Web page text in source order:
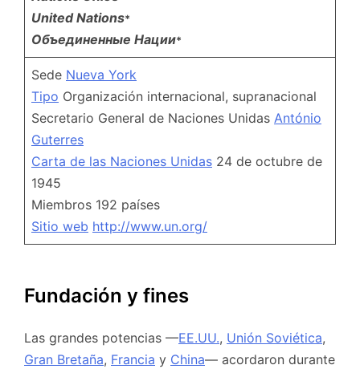
United Nations*
Объединенные Нации*
Sede Nueva York
Tipo Organización internacional, supranacional
Secretario General de Naciones Unidas António
Guterres
Carta de las Naciones Unidas 24 de octubre de
1945
Miembros 192 países
Sitio web http://www.un.org/
Fundación y fines
Las grandes potencias —EE.UU., Unión Soviética,
Gran Bretaña, Francia y China— acordaron durante